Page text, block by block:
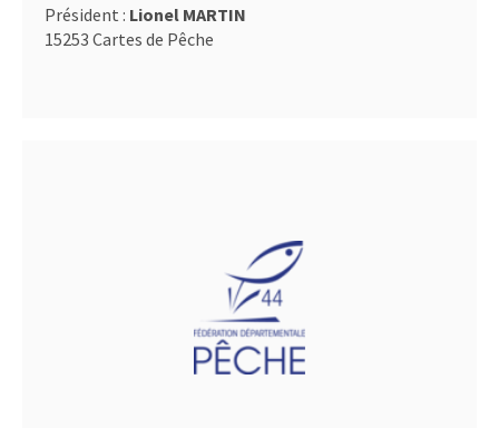
Président : Lionel MARTIN
15253 Cartes de Pêche